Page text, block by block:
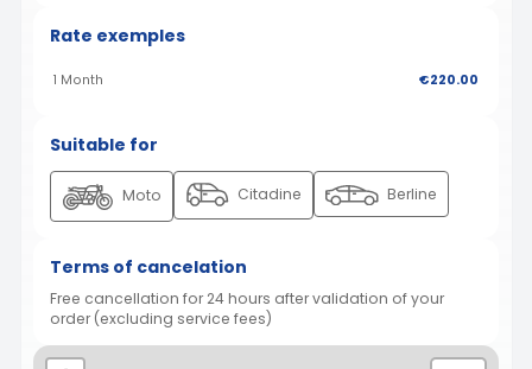
Rate exemples
1 Month €220.00
Suitable for
Moto Citadine Berline
Terms of cancelation
Free cancellation for 24 hours after validation of your
order (excluding service fees)